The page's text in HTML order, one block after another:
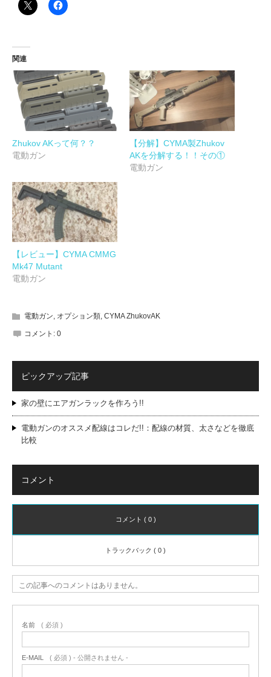
関連
Zhukov AKって何？？
電動ガン
【分解】CYMA製Zhukov
AKを分解する！！その①
電動ガン
【レビュー】CYMA CMMG
Mk47 Mutant
電動ガン
電動ガン, オプション類, CYMA ZhukovAK
コメント: 0
ピックアップ記事
家の壁にエアガンラックを作ろう!!
電動ガンのオススメ配線はコレだ!!：配線の材質、太さなどを徹底
比較
コメント
コメント ( 0 )
トラックバック ( 0 )
この記事へのコメントはありません。
名前 ( 必須 )
E-MAIL ( 必須 ) - 公開されません -